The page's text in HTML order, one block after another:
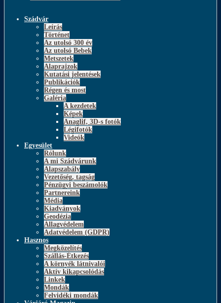
Szádvár
Leírás
Történet
Az utolsó 300 év
Az utolsó Bebek
Metszetek
Alaprajzok
Kutatási jelentések
Publikációk
Régen és most
Galéria
A kezdetek
Képek
Anaglif, 3D-s fotók
Légifotók
Videók
Egyesület
Rólunk
A mi Szádvárunk
Alapszabály
Vezetőség, tagság
Pénzügyi beszámolók
Partnereink
Média
Kiadványok
Geodézia
Állagvédelem
Adatvédelem (GDPR)
Hasznos
Megközelítés
Szállás-Étkezés
A környék látnivalói
Aktív kikapcsolódás
Linkek
Mondák
Felvidéki mondák